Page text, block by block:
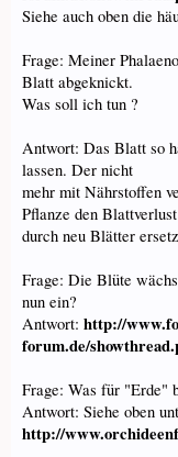
Siehe auch oben die
Frage: Meiner
Blatt abgeknickt.
Was soll ich tun ?
Antwort: Das Blatt so
lassen. Der nicht
mehr mit Nährstoffen
Pflanze den Blattverlust
durch neu Blätter
Frage: Die Blüte
nun ein?
Antwort: http://
forum.de/
Frage: Was für "Erde"
Antwort: Siehe oben
http://